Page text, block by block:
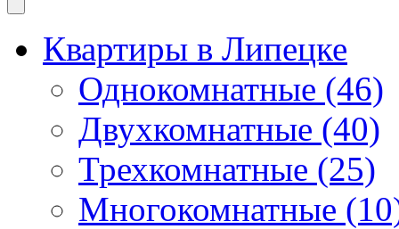
Квартиры в Липецке
Однокомнатные (46)
Двухкомнатные (40)
Трехкомнатные (25)
Многокомнатные